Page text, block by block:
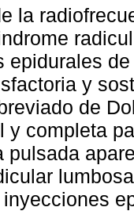
la
epidurales
y
de
y completa
pulsada